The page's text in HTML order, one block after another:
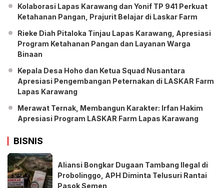
Kolaborasi Lapas Karawang dan Yonif TP 941 Perkuat
Ketahanan Pangan, Prajurit Belajar di Laskar Farm
Rieke Diah Pitaloka Tinjau Lapas Karawang, Apresiasi
Program Ketahanan Pangan dan Layanan Warga
Binaan
Kepala Desa Hoho dan Ketua Squad Nusantara
Apresiasi Pengembangan Peternakan di LASKAR Farm
Lapas Karawang
Merawat Ternak, Membangun Karakter: Irfan Hakim
Apresiasi Program LASKAR Farm Lapas Karawang
BISNIS
Aliansi Bongkar Dugaan Tambang Ilegal di
Probolinggo, APH Diminta Telusuri Rantai
Pasok Semen